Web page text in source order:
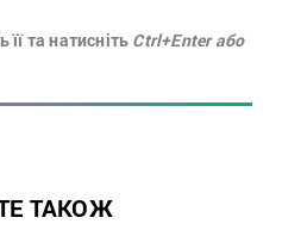
та натисніть Ctrl+Enter або
ТАКОЖ